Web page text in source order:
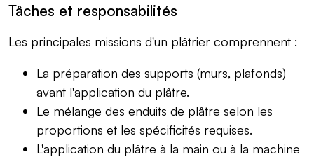
Tâches et responsabilités
Les principales missions d'un plâtrier comprennent :
La préparation des supports (murs, plafonds)
avant l'application du plâtre.
Le mélange des enduits de plâtre selon les
proportions et les spécificités requises.
L'application du plâtre à la main ou à la machine